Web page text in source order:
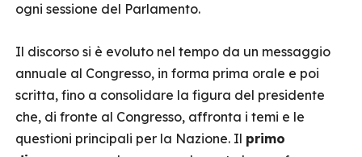
ogni sessione del Parlamento.
Il discorso si è evoluto nel tempo da un messaggio
annuale al Congresso, in forma prima orale e poi
scritta, fino a consolidare la figura del presidente
che, di fronte al Congresso, affronta i temi e le
questioni principali per la Nazione. Il primo